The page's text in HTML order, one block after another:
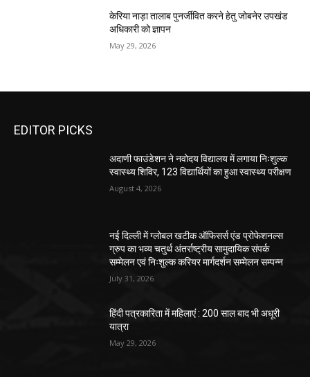
केरिया नाड़ा तालाब पुनर्जीवित करने हेतु जोबनेर उपखंड
अधिकारी को ज्ञापन
May 29, 2026
EDITOR PICKS
अदाणी फाउंडेशन ने नवोदय विद्यालय में लगाया निःशुल्क
स्वास्थ्य शिविर, 123 विद्यार्थियों का हुआ स्वास्थ्य परीक्षण
August 4, 2026
नई दिल्ली में ग्लोबल खटीक ऑफिसर्स एंड प्रोफेशनल्स
ग्रुप का भव्य चतुर्थ अंतर्राष्ट्रीय सामुदायिक संपर्क
सम्मेलन एवं निःशुल्क करियर मार्गदर्शन सम्मेलन सम्पन्न
July 31, 2026
हिंदी पत्रकारिता में महिलाएं : 200 साल बाद भी अधूरी
यात्रा
May 29, 2026